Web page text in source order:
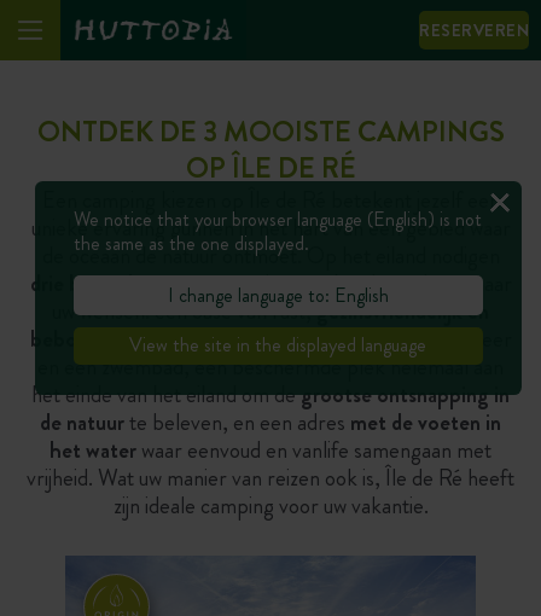
RESERVEREN
ONTDEK DE 3 MOOISTE CAMPINGS
OP ÎLE DE RÉ
Een camping kiezen op Île de Ré betekent jezelf een
unieke ervaring gunnen in het hart van een gebied waar
de oceaan de natuur ontmoet. Op het eiland nodigen
drie bijzondere campingsuit om vakantie te vieren naar
uw wensen: een oase van rust,gezinsvriendelijk en
bebost
, waar u kunt genieten van de rustige eilandsfeer
en een zwembad, een beschermde plek helemaal aan
het einde van het eiland om degrootse ontsnapping in
de natuurte beleven, en een adres met de voeten in
het waterwaar eenvoud en vanlife samengaan met
vrijheid. Wat uw manier van reizen ook is, Île de Ré heeft
zijn ideale camping voor uw vakantie.
We notice that your browser language (English) is not
the same as the one displayed.
I change language to: English
View the site in the displayed language